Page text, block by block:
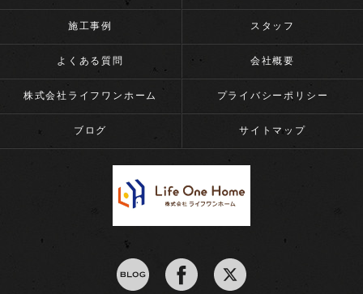
施工事例 スタッフ
よくある質問 会社概要
株式会社ライフワンホーム プライバシーポリシー
ブログ サイトマップ